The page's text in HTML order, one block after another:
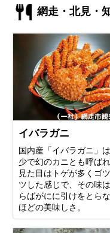
網走・北見・
イバラガニ
国内産「イバラガニ」
少で幻のカニとも呼ばれ
見た目はトゲが多くゴ
ツした感じで、その味
らばがにに引けをとら
ほどの美味しさ。